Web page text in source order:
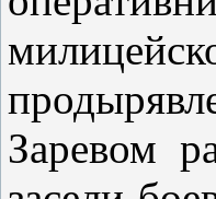
Заревом